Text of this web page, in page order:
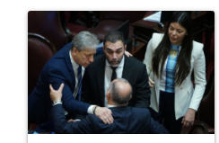
Un artículo de tendencia con